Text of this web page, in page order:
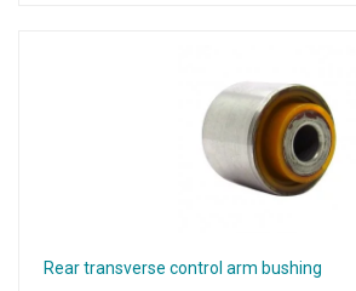
Rear transverse control arm bushing